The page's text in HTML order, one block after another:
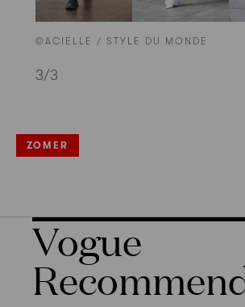
©ACIELLE / STYLE DU MONDE
3/3
ZOMER
Vogue